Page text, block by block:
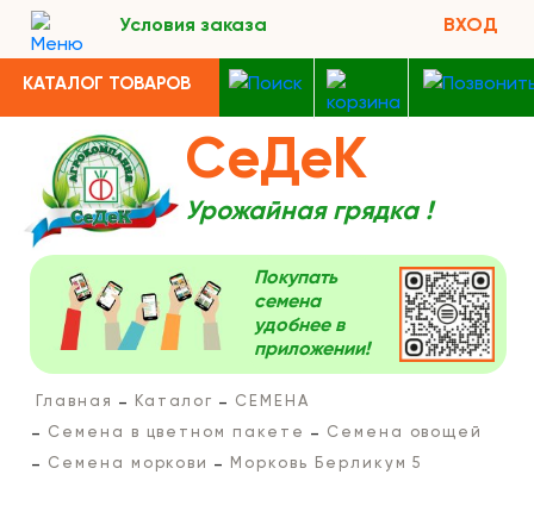
Условия заказа ВХОД
КАТАЛОГ ТОВАРОВ
СеДеК
Урожайная грядка !
Покупать
семена
удобнее в
приложении!
Главная Каталог
СЕМЕНА
Семена в цветном пакете
Семена овощей
Семена моркови
Морковь Берликум 5